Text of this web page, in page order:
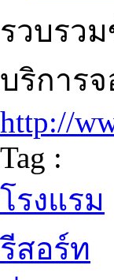
รวบรว
บริการ
http://
Tag :
โรงแรม
รีสอร์ท